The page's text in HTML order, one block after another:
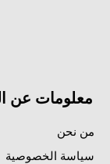
معلومات عن
من نحن
سياسة الخصوصية